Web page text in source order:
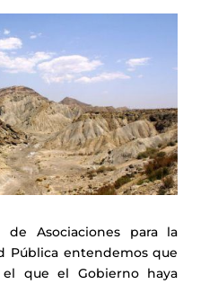
de Asociaciones para la
Pública entendemos que
que el Gobierno haya